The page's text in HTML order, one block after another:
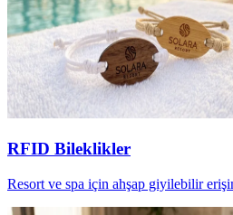
RFID Bileklikler
Resort ve spa için ahşap giyilebilir